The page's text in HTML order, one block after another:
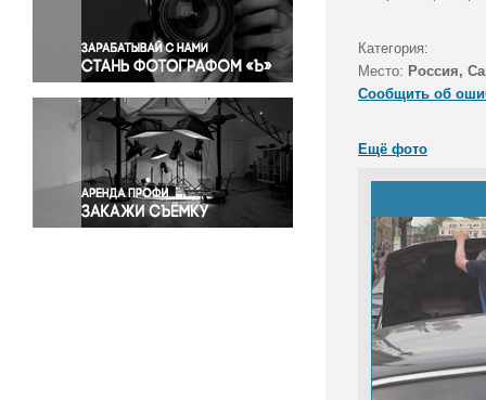
Правосудие
Происшествия и конфликты
Религия
Светская жизнь
Спорт
Экология
Экономика и бизнес
Категория:
Место: Россия,
Сообщить об
Ещё фото